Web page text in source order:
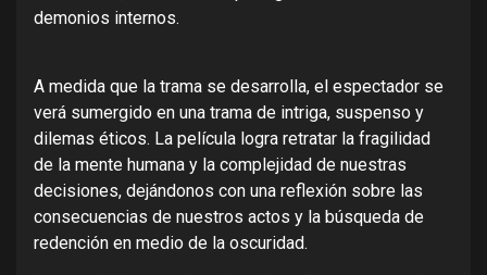
demonios internos.
A medida que la trama se desarrolla, el espectador se
verá sumergido en una trama de intriga, suspenso y
dilemas éticos. La película logra retratar la fragilidad
de la mente humana y la complejidad de nuestras
decisiones, dejándonos con una reflexión sobre las
consecuencias de nuestros actos y la búsqueda de
redención en medio de la oscuridad.